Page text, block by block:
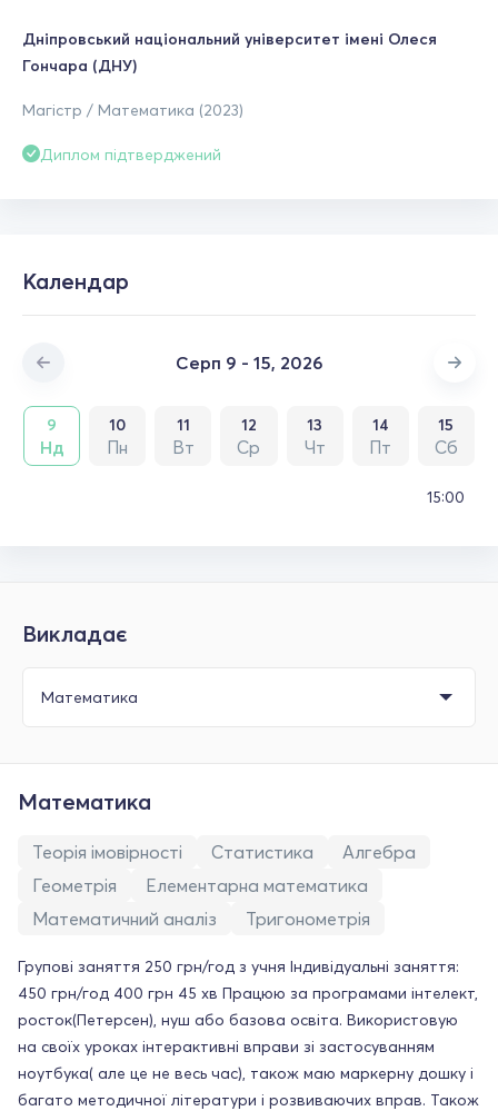
Дніпровський національний університет імені Олеся
Гончара (ДНУ)
Магістр / Математика (2023)
Диплом підтверджений
Календар
Серп 9 - 15, 2026
9
Нд
10
Пн
11
Вт
12
Ср
13
Чт
14
Пт
15
Сб
15:00
Викладає
Математика
Теорія імовірності Статистика
Алгебра
Геометрія
Елементарна математика
Математичний аналіз
Тригонометрія
Групові заняття 250 грн/год з учня Індивідуальні заняття:
450 грн/год 400 грн 45 хв Працюю за програмами інтелект,
росток(Петерсен), нуш або базова освіта. Використовую
на своїх уроках інтерактивні вправи зі застосуванням
ноутбука( але це не весь час), також маю маркерну дошку і
багато методичної літератури і розвиваючих вправ. Також